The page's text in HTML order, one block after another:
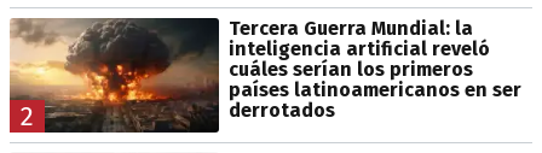
2
Tercera Guerra Mundial: la
inteligencia artificial reveló
cuáles serían los primeros
países latinoamericanos en ser
derrotados